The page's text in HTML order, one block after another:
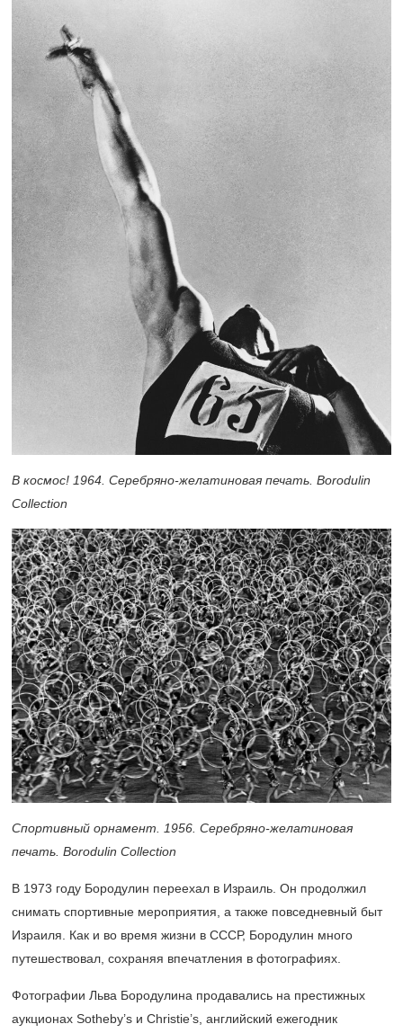
В космос! 1964. Серебряно-желатиновая печать. Borodulin
Collection
Спортивный орнамент. 1956. Серебряно-желатиновая
печать. Borodulin Collection
В 1973 году Бородулин переехал в Израиль. Он продолжил
снимать спортивные мероприятия, а также повседневный быт
Израиля. Как и во время жизни в СССР, Бородулин много
путешествовал, сохраняя впечатления в фотографиях.
Фотографии Льва Бородулина продавались на престижных
аукционах Sotheby’s и Christie’s, английский ежегодник